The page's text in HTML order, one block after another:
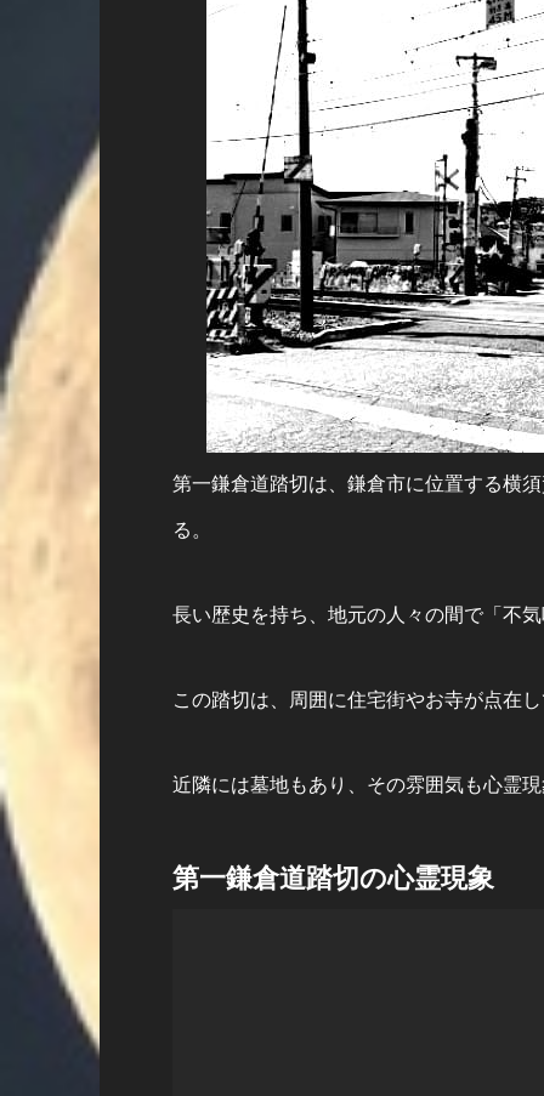
第一鎌倉道踏切は、鎌倉市に位置する横
る。
長い歴史を持ち、地元の人々の間で「不
この踏切は、周囲に住宅街やお寺が点在
近隣には墓地もあり、その雰囲気も心霊
第一鎌倉道踏切の心霊現象